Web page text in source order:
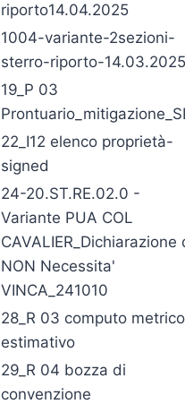
riporto14.04.2025
1004-variante-2sezioni-
sterro-riporto-14.03.2025
19_P 03
22_I12 elenco proprietà-
signed
24-20.ST.RE.02.0 -
Variante PUA COL
CAVALIER_Dichiarazione
NON Necessita'
VINCA_241010
28_R 03 computo metrico
estimativo
29_R 04 bozza di
convenzione